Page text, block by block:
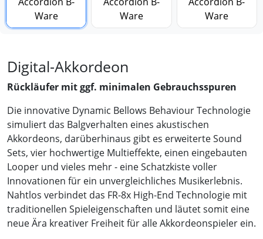
Digital-Akkordeon
Rückläufer mit ggf. minimalen Gebrauchsspuren
Die innovative Dynamic Bellows Behaviour Technologie
simuliert das Balgverhalten eines akustischen
Akkordeons, darüberhinaus gibt es erweiterte Sound
Sets, vier hochwertige Multieffekte, einen eingebauten
Looper und vieles mehr - eine Schatzkiste voller
Innovationen für ein unvergleichliches Musikerlebnis.
Nahtlos verbindet das FR-8x High-End Technologie mit
traditionellen Spieleigenschaften und läutet somit eine
neue Ära kreativer Freiheit für alle Akkordeonspieler ein.